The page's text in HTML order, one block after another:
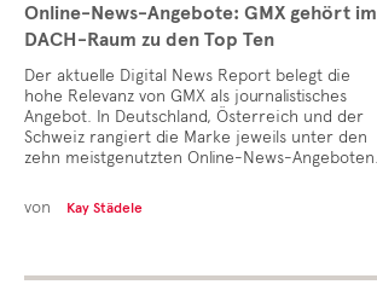
Online-News-Angebote: GMX gehört im
DACH-Raum zu den Top Ten
Der aktuelle Digital News Report belegt die
hohe Relevanz von GMX als journalistisches
Angebot. In Deutschland, Österreich und der
Schweiz rangiert die Marke jeweils unter den
zehn meistgenutzten Online-News-Angeboten.
von Kay Städele